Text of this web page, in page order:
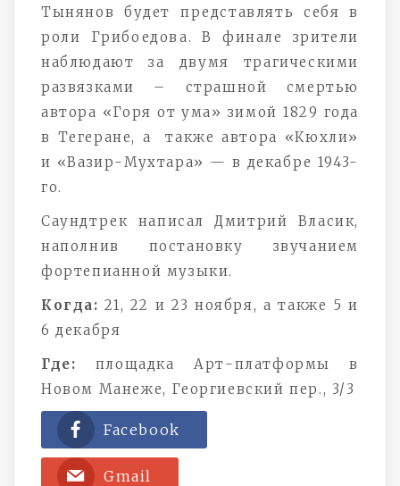
Тынянов будет представлять себя в
роли Грибоедова. В финале зрители
наблюдают за двумя трагическими
развязками – страшной смертью
автора «Горя от ума» зимой 1829 года
в Тегеране, а также автора «Кюхли»
и «Вазир-Мухтара» — в декабре 1943-
го.
Саундтрек написал Дмитрий Власик,
наполнив постановку звучанием
фортепианной музыки.
Когда: 21, 22 и 23 ноября, а также 5 и
6 декабря
Где: площадка Арт-платформы в
Новом Манеже, Георгиевский пер., 3/3
Facebook
Gmail